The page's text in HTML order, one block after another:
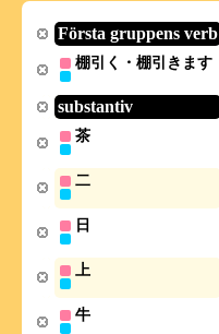
Första gruppens verb
棚引く・棚引きます
substantiv
茶
二
日
上
牛